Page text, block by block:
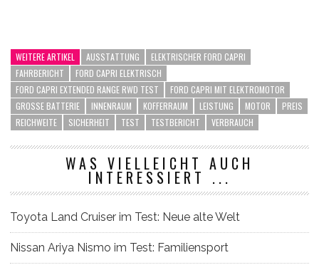
WEITERE ARTIKEL AUSSTATTUNG
ELEKTRISCHER FORD CAPRI
FAHRBERICHT
FORD CAPRI ELEKTRISCH
FORD CAPRI EXTENDED RANGE RWD TEST
FORD CAPRI MIT ELEKTROMOTOR
GROSSE BATTERIE
INNENRAUM KOFFERRAUM LEISTUNG MOTOR
PREIS
REICHWEITE
SICHERHEIT TEST TESTBERICHT VERBRAUCH
WAS VIELLEICHT AUCH
INTERESSIERT ...
Toyota Land Cruiser im Test: Neue alte Welt
Nissan Ariya Nismo im Test: Familiensport